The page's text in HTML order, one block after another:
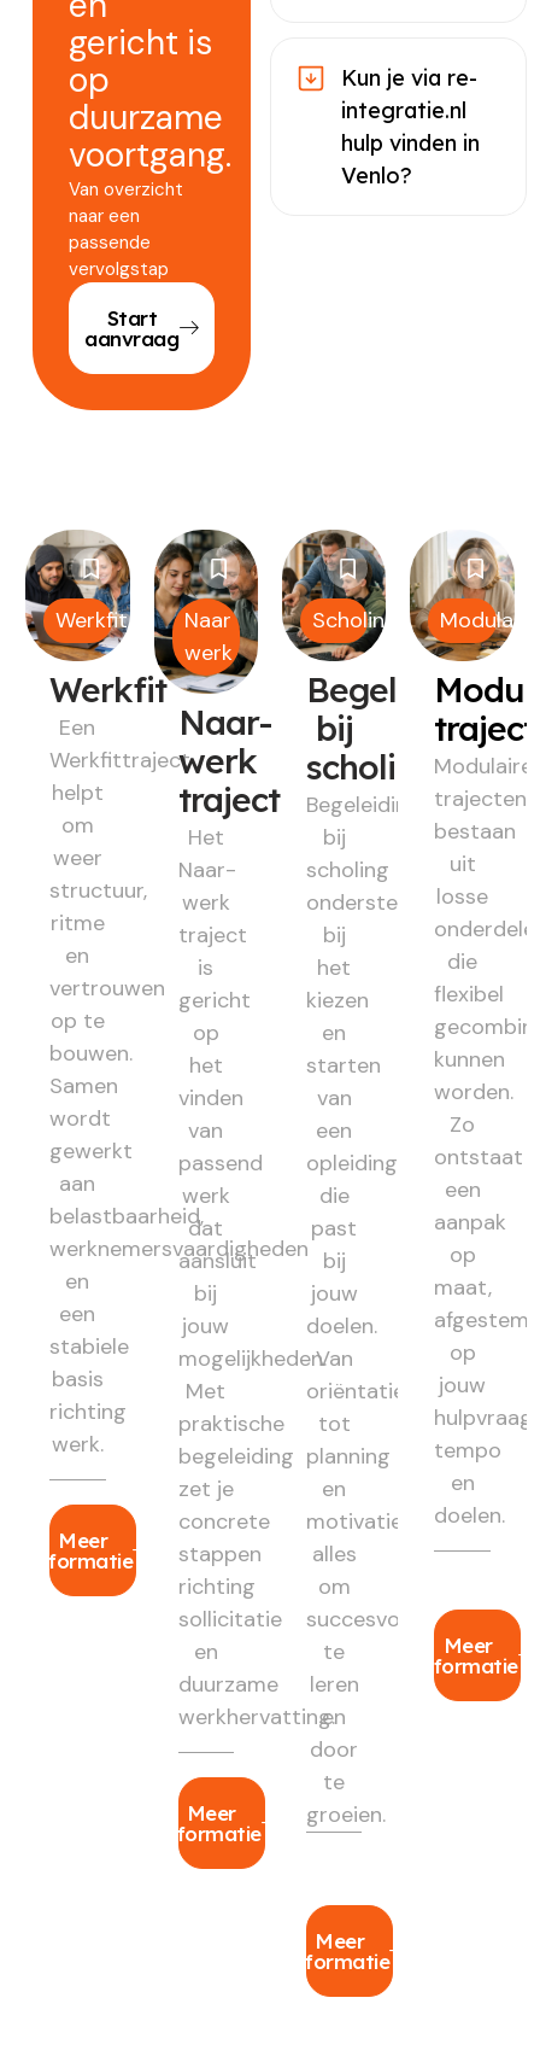
gericht is
op
duurzame
voortgang.
Van overzicht
naar een
passende
vervolgstap
Start
aanvraag
Kun je via re-
integratie.nl
hulp vinden in
Venlo?
Werkfit
Werkfit
Een
Werkfittraject
helpt
om
weer
structuur,
ritme
en
vertrouwen
op te
bouwen.
Samen
wordt
gewerkt
aan
belastbaarheid,
werknemersvaardigheden
en
een
stabiele
basis
richting
werk.
Meer
informatie
Naar
werk
Naar-
werk
traject
Het
Naar-
werk
traject
is
gericht
op
het
vinden
van
passend
werk
dat
aansluit
bij
jouw
mogelijkheden.
Met
praktische
begeleiding
zet je
concrete
stappen
richting
sollicitatie
en
duurzame
werkhervatting.
Meer
informatie
Scholing
Begeleiding
bij
scholing
Begeleiding
bij
scholing
ondersteunt
bij
het
kiezen
en
starten
van
een
opleiding
die
past
bij
jouw
doelen.
Van
oriëntatie
tot
planning
en
motivatie:
alles
om
succesvol
te
leren
en
door
te
groeien.
Meer
informatie
Modulair
Modulaire
trajecten
bestaan
uit
losse
die
flexibel
kunnen
worden.
Zo
ontstaat
een
aanpak
op
maat,
op
jouw
hulpvraag,
tempo
en
doelen.
Meer
informatie